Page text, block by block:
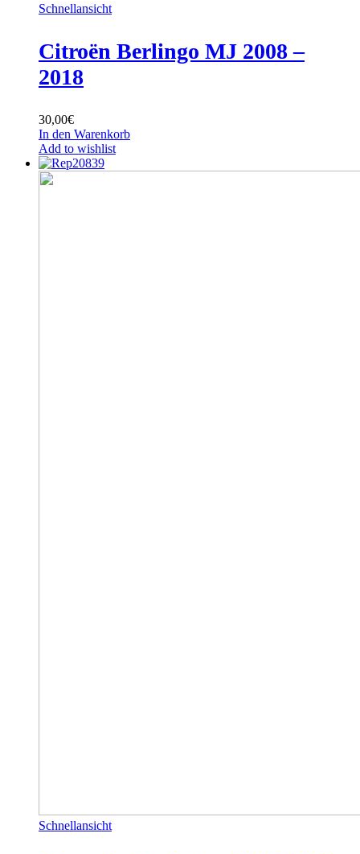
Schnellansicht
Citroën Berlingo MJ 2008 –
2018
30,00€
In den Warenkorb
Add to wishlist
Schnellansicht